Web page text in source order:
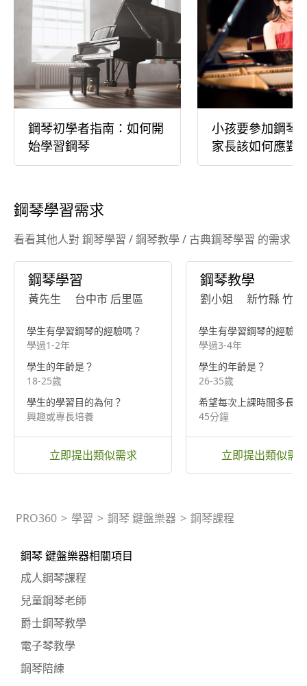
鋼琴初學者指南：如何開
始學習鋼琴
小孩要參加鋼琴
家長該如何應對
鋼琴學習需求
看看其他人對 鋼琴學習 / 鋼琴教學 / 古典鋼琴學習 的需求
鋼琴學習
黃先生 台中市 后里區
學生有學習鋼琴的經驗嗎？
學過1-2年
學生的年齡是？
18-25歲
學生的學習目的為何？
興趣或專長培養
立即提出類似需求
鋼琴教學
劉小姐 新竹縣 竹北
學生有學習鋼琴的經驗嗎
學過3-4年
學生的年齡是？
26-35歲
希望每次上課時間多長？
45分鐘
立即提出類似需
PRO360 > 學習 > 鋼琴 鍵盤樂器 > 鋼琴課程
鋼琴 鍵盤樂器相關項目
成人鋼琴課程
兒童鋼琴老師
爵士鋼琴教學
電子琴教學
鋼琴陪練